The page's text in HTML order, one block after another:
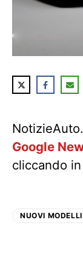
Google
cliccando
NUOVI